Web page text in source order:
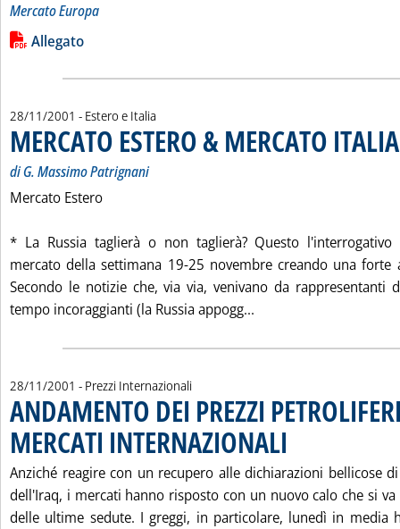
Mercato Europa
Leggi tutta la notizia: 'I PREZZI DEI PRODOTTI PETROLIFERI
Lista allegati PDF alla notizia
Allegato
28/11/2001 - Estero e Italia
MERCATO ESTERO & MERCATO ITALIA
di G. Massimo Patrignani
Mercato Estero
* La Russia taglierà o non taglierà? Questo
mercato della settimana 19-25 novembre creando una forte
Secondo le notizie che, via via, venivano da rappresentanti
tempo incoraggianti (la Russia appogg...
28/11/2001 - Prezzi Internazionali
ANDAMENTO DEI PREZZI
MERCATI INTERNAZIONALI
Anziché reagire con un recupero alle dichiarazioni bellicose
dell'Iraq, i mercati hanno risposto con un nuovo calo che si
delle ultime sedute. I greggi, in particolare, lunedì in media